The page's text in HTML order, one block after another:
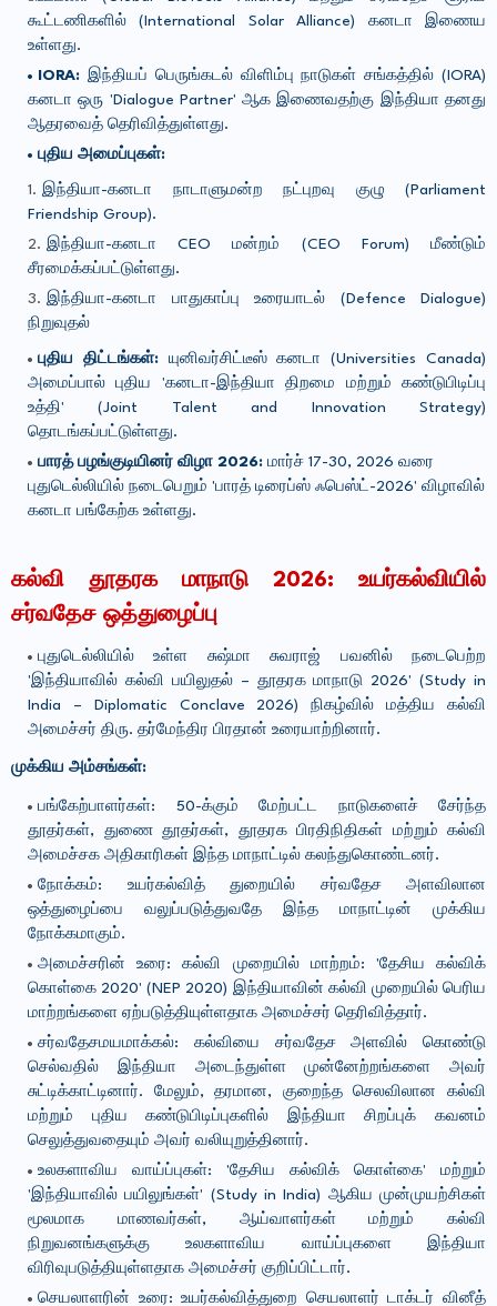
கூட்டணிகளில் (International Solar Alliance) கனடா இணைய
உள்ளது.
IORA: இந்தியப் பெருங்கடல் விளிம்பு நாடுகள் சங்கத்தில் (IORA)
கனடா ஒரு 'Dialogue Partner' ஆக இணைவதற்கு இந்தியா தனது
ஆதரவைத் தெரிவித்துள்ளது.
புதிய அமைப்புகள்:
இந்தியா-கனடா நாடாளுமன்ற நட்புறவு குழு (Parliament
Friendship Group).
இந்தியா-கனடா CEO மன்றம் (CEO Forum) மீண்டும்
சீரமைக்கப்பட்டுள்ளது.
இந்தியா-கனடா பாதுகாப்பு உரையாடல் (Defence Dialogue)
நிறுவுதல்
புதிய திட்டங்கள்:யுனிவர்சிட்டீஸ் கனடா (Universities Canada)
அமைப்பால் புதிய 'கனடா-இந்தியா திறமை மற்றும் கண்டுபிடிப்பு
உத்தி' (Joint Talent and Innovation Strategy)
தொடங்கப்பட்டுள்ளது.
பாரத் பழங்குடியினர் விழா 2026: மார்ச் 17-30, 2026 வரை
புதுடெல்லியில் நடைபெறும் 'பாரத் டிரைப்ஸ் ஃபெஸ்ட்-2026' விழாவில்
கனடா பங்கேற்க உள்ளது.
கல்வி தூதரக மாநாடு 2026: உயர்கல்வியில்
சர்வதேச ஒத்துழைப்பு
புதுடெல்லியில் உள்ள சுஷ்மா சுவராஜ் பவனில் நடைபெற்ற
'இந்தியாவில் கல்வி பயிலுதல் – தூதரக மாநாடு 2026' (Study in
India – Diplomatic Conclave 2026) நிகழ்வில் மத்திய கல்வி
அமைச்சர் திரு. தர்மேந்திர பிரதான் உரையாற்றினார்.
முக்கிய அம்சங்கள்:
பங்கேற்பாளர்கள்: 50-க்கும் மேற்பட்ட நாடுகளைச் சேர்ந்த
தூதர்கள், துணை தூதர்கள், தூதரக பிரதிநிதிகள் மற்றும் கல்வி
அமைச்சக அதிகாரிகள் இந்த மாநாட்டில் கலந்துகொண்டனர்.
நோக்கம்: உயர்கல்வித் துறையில் சர்வதேச அளவிலான
ஒத்துழைப்பை வலுப்படுத்துவதே இந்த மாநாட்டின் முக்கிய
நோக்கமாகும்.
அமைச்சரின் உரை:கல்வி முறையில் மாற்றம்: 'தேசிய கல்விக்
கொள்கை 2020' (NEP 2020) இந்தியாவின் கல்வி முறையில் பெரிய
மாற்றங்களை ஏற்படுத்தியுள்ளதாக அமைச்சர் தெரிவித்தார்.
சர்வதேசமயமாக்கல்: கல்வியை சர்வதேச அளவில் கொண்டு
செல்வதில் இந்தியா அடைந்துள்ள முன்னேற்றங்களை அவர்
சுட்டிக்காட்டினார். மேலும், தரமான, குறைந்த செலவிலான கல்வி
மற்றும் புதிய கண்டுபிடிப்புகளில் இந்தியா சிறப்புக் கவனம்
செலுத்துவதையும் அவர் வலியுறுத்தினார்.
உலகளாவிய வாய்ப்புகள்: 'தேசிய கல்விக் கொள்கை' மற்றும்
'இந்தியாவில் பயிலுங்கள்' (Study in India) ஆகிய முன்முயற்சிகள்
மூலமாக மாணவர்கள், ஆய்வாளர்கள் மற்றும் கல்வி
நிறுவனங்களுக்கு உலகளாவிய வாய்ப்புகளை இந்தியா
விரிவுபடுத்தியுள்ளதாக அமைச்சர் குறிப்பிட்டார்.
செயலாளரின் உரை: உயர்கல்வித்துறை செயலாளர் டாக்டர் வினீத்